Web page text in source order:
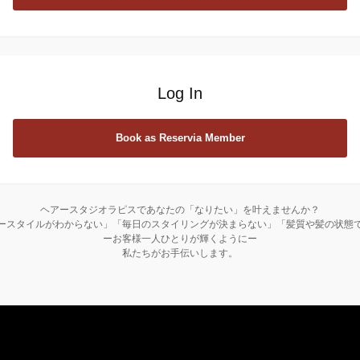
Log In
Book as Reservia Member
ヘアースタジオラピスであなたの「なりたい」を叶えませんか？
スタイルがわからない」「毎日のスタイリングが決まらない」「髪質や髪の状態
ーお客様一人ひとりが輝くようにー
私たちがお手伝いします。